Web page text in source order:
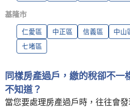
基隆市
仁愛區 中正區 信義區 中山
七堵區
同樣房產過戶，繳的稅卻不一
不知道？
當您要處理房產過戶時，往往會